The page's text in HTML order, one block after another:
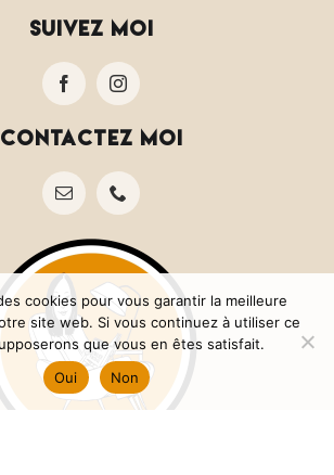
suivez moi
contactez moi
cookies pour vous garantir la meilleure
site web. Si vous continuez à utiliser ce
que vous en êtes satisfait.
Oui
Non